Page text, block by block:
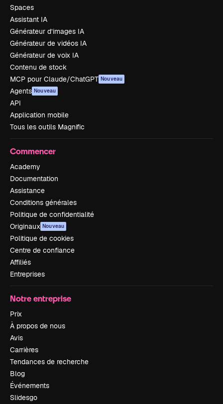
Spaces
Assistant IA
Générateur d’images IA
Générateur de vidéos IA
Générateur de voix IA
Contenu de stock
MCP pour Claude/ChatGPT Nouveau
Agents Nouveau
API
Application mobile
Tous les outils Magnific
Commencer
Academy
Documentation
Assistance
Conditions générales
Politique de confidentialité
Originaux Nouveau
Politique de cookies
Centre de confiance
Affiliés
Entreprises
Notre entreprise
Prix
À propos de nous
Avis
Carrières
Tendances de recherche
Blog
Événements
Slidesgo